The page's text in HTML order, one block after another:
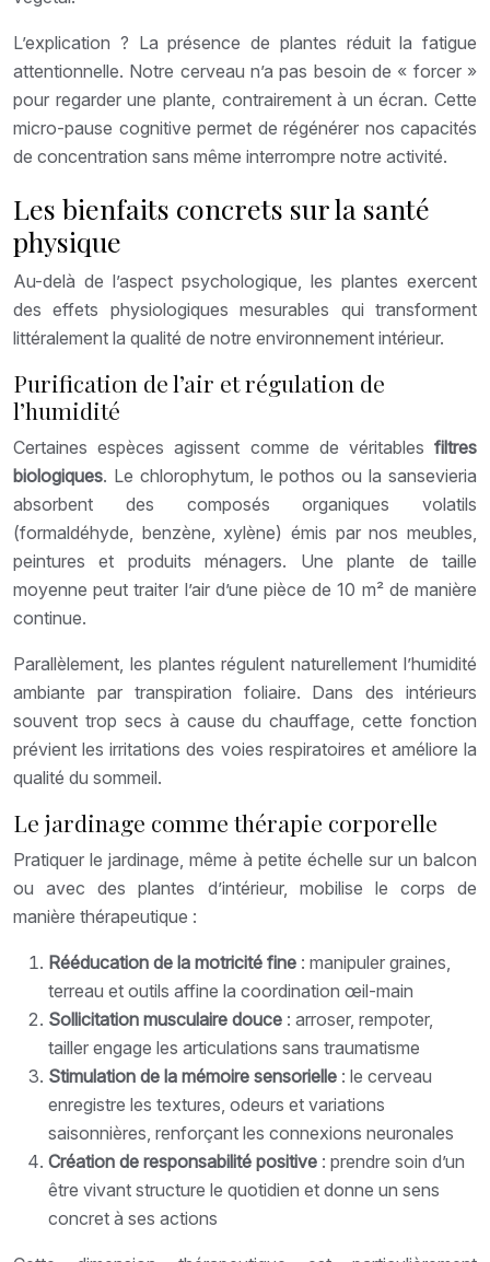
L’explication ? La présence de plantes réduit la fatigue
attentionnelle. Notre cerveau n’a pas besoin de « forcer »
pour regarder une plante, contrairement à un écran. Cette
micro-pause cognitive permet de régénérer nos capacités
de concentration sans même interrompre notre activité.
Les bienfaits concrets sur la santé
physique
Au-delà de l’aspect psychologique, les plantes exercent
des effets physiologiques mesurables qui transforment
littéralement la qualité de notre environnement intérieur.
Purification de l’air et régulation de
l’humidité
Certaines espèces agissent comme de véritables filtres
biologiques. Le chlorophytum, le pothos ou la sansevieria
absorbent des composés organiques volatils
(formaldéhyde, benzène, xylène) émis par nos meubles,
peintures et produits ménagers. Une plante de taille
moyenne peut traiter l’air d’une pièce de 10 m² de manière
continue.
Parallèlement, les plantes régulent naturellement l’humidité
ambiante par transpiration foliaire. Dans des intérieurs
souvent trop secs à cause du chauffage, cette fonction
prévient les irritations des voies respiratoires et améliore la
qualité du sommeil.
Le jardinage comme thérapie corporelle
Pratiquer le jardinage, même à petite échelle sur un balcon
ou avec des plantes d’intérieur, mobilise le corps de
manière thérapeutique :
Rééducation de la motricité fine : manipuler graines,
terreau et outils affine la coordination œil-main
Sollicitation musculaire douce : arroser, rempoter,
tailler engage les articulations sans traumatisme
Stimulation de la mémoire sensorielle : le cerveau
enregistre les textures, odeurs et variations
saisonnières, renforçant les connexions neuronales
Création de responsabilité positive : prendre soin d’un
être vivant structure le quotidien et donne un sens
concret à ses actions